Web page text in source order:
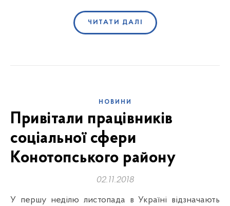
ЧИТАТИ ДАЛІ
НОВИНИ
Привітали працівників
соціальної сфери
Конотопського району
02.11.2018
У першу неділю листопада в Україні відзначають